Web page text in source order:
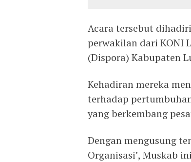
Acara tersebut
perwakilan dari KONI
(Dispora) Kabupaten
Kehadiran mereka
terhadap
yang berkembang
Dengan mengusung
Organisasi’, Muskab